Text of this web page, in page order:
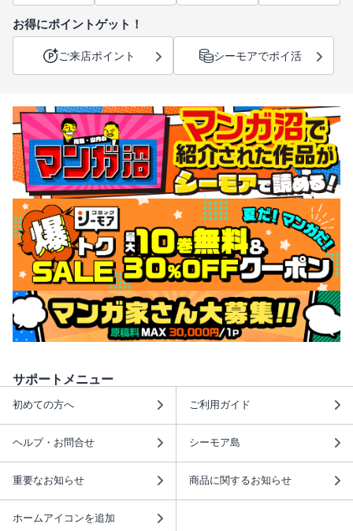
お得にポイントゲット！
ご来店ポイント シーモアでポイ活
サポートメニュー
初めての方へ ご利用ガイド
ヘルプ・お問合せ シーモア島
重要なお知らせ 商品に関するお知らせ
ホームアイコンを追加